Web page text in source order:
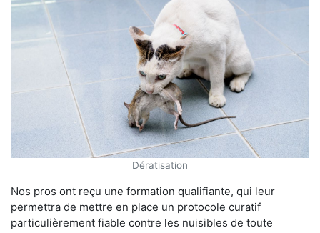
Dératisation
Nos pros ont reçu une formation qualifiante, qui leur
permettra de mettre en place un protocole curatif
particulièrement fiable contre les nuisibles de toute